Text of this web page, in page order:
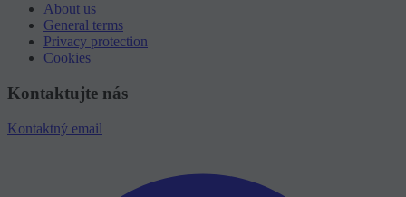
About us
General terms
Privacy protection
Cookies
Kontaktujte nás
Kontaktný email